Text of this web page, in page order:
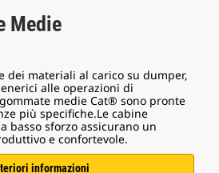
Medie
dei materiali al carico su dumper,
alle operazioni di
medie Cat® sono pronte
più specifiche.Le cabine
basso sforzo assicurano un
e confortevole.
informazioni